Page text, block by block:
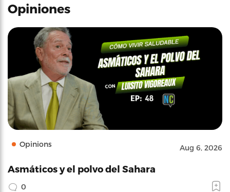
Opiniones
Opinions Aug 6, 2026
Asmáticos y el polvo del Sahara
0